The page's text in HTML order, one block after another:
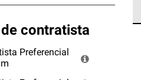
contratista
Preferencial